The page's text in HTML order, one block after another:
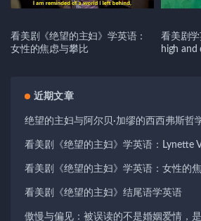
看美剧《绝望的主妇》学英语：
女性的焦虑与攀比
看美剧学
high and
近期文章
绝望的主妇与阿尔贝·加缪的西西弗斯哲
看美剧《绝望的主妇》学英语：Lynette
看美剧《绝望的主妇》学英语：女性的
看美剧《绝望的主妇》结尾语学英语
傲慢与偏见：被误读的不是婚姻爱情，